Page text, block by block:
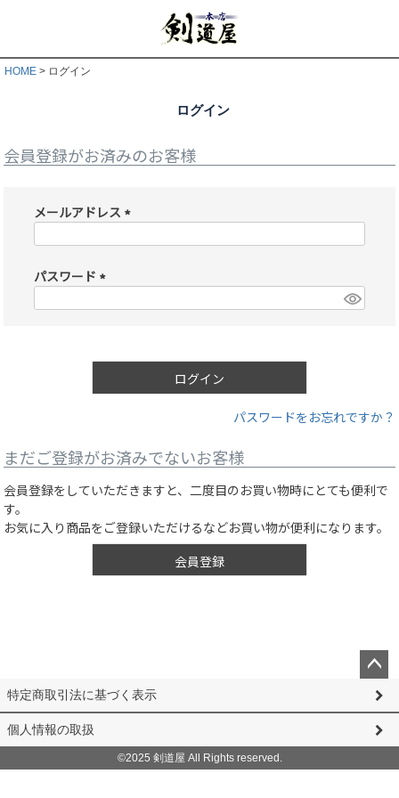
HOME ログイン
ログイン
会員登録がお済みのお客様
メールアドレス
)
パスワード
)
ログイン
パスワードをお忘れですか？
まだご登録がお済みでないお客様
会員登録をしていただきますと、二度目のお買い物時にとても便利で
す。
お気に入り商品をご登録いただけるなどお買い物が便利になります。
会員登録
ペー
ップ
へ
特定商取引法に基づく表示
個人情報の取扱
©2025 剣道屋 All Rights reserved.